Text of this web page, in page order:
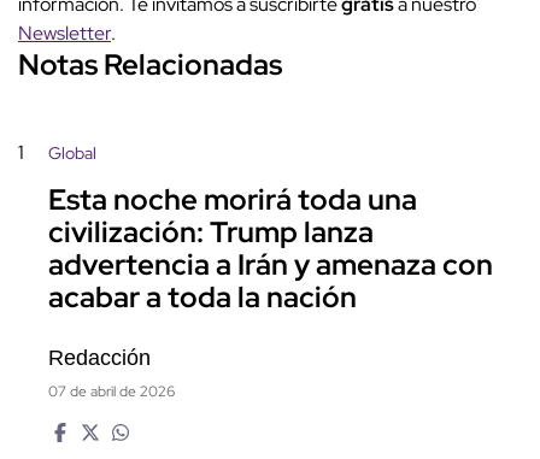
Newsletter.
Notas Relacionadas
1 Global
Esta noche morirá toda una
civilización: Trump lanza
advertencia a Irán y amenaza con
acabar a toda la nación
Redacción
07 de abril de 2026